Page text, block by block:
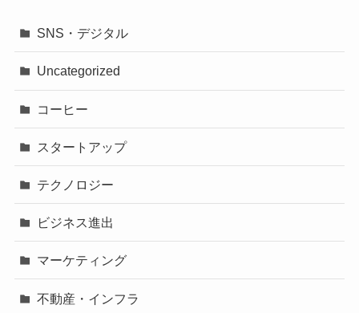
SNS・デジタル
Uncategorized
コーヒー
スタートアップ
テクノロジー
ビジネス進出
マーケティング
不動産・インフラ